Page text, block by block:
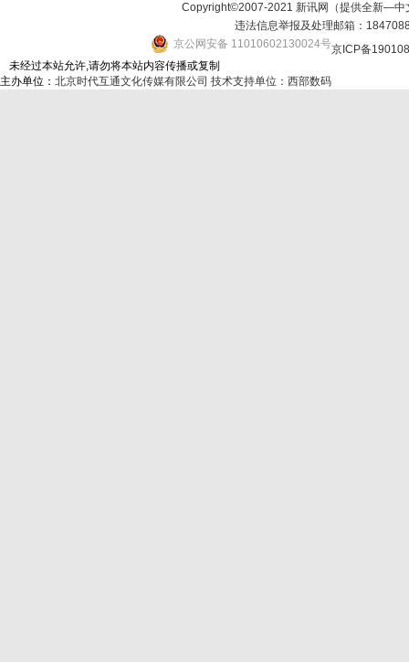
Copyright©2007-2021 新讯网（提供全新—中
违法信息举报及处理邮箱：
京公网安备 11010602130024号京ICP备
未经过本站允许,请勿将本站内容传播或复制
主办单位： 北京时代互通文化传媒有限公司 技术支持单位：西部数码